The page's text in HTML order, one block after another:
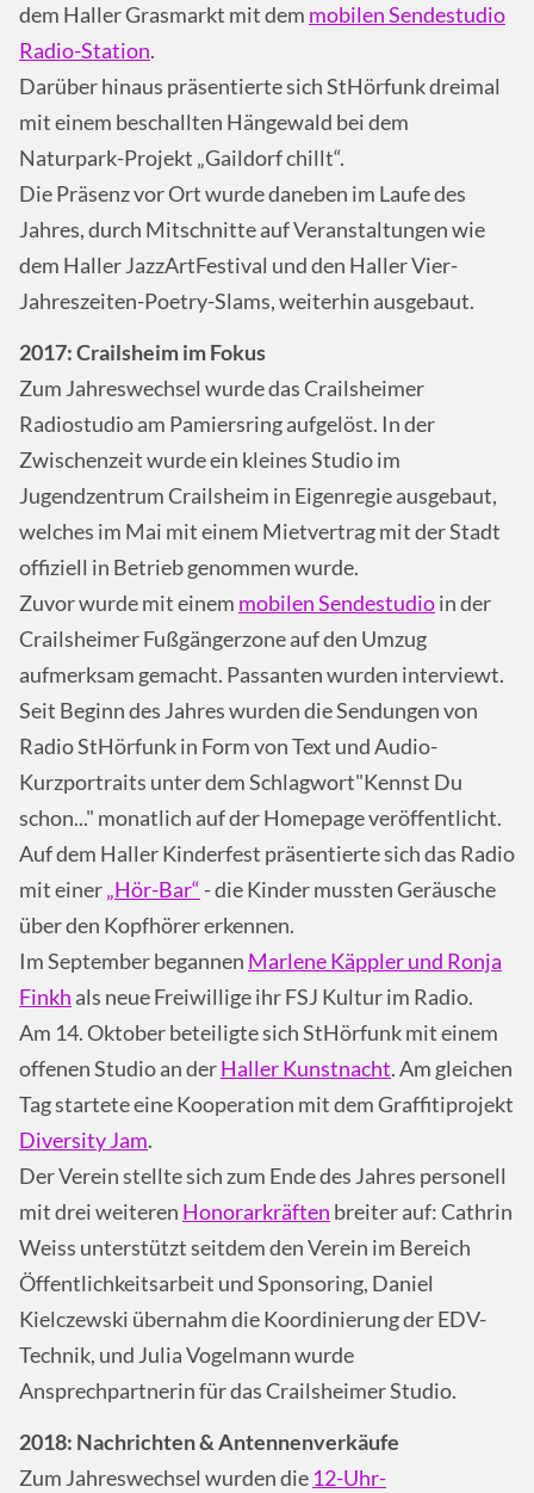
dem Haller Grasmarkt mit dem mobilen Sendestudio
Radio-Station.
Darüber hinaus präsentierte sich StHörfunk dreimal
mit einem beschallten Hängewald bei dem
Naturpark-Projekt „Gaildorf chillt“.
Die Präsenz vor Ort wurde daneben im Laufe des
Jahres, durch Mitschnitte auf Veranstaltungen wie
dem Haller JazzArtFestival und den Haller Vier-
Jahreszeiten-Poetry-Slams, weiterhin ausgebaut.
2017: Crailsheim im Fokus
Zum Jahreswechsel wurde das Crailsheimer
Radiostudio am Pamiersring aufgelöst. In der
Zwischenzeit wurde ein kleines Studio im
Jugendzentrum Crailsheim in Eigenregie ausgebaut,
welches im Mai mit einem Mietvertrag mit der Stadt
offiziell in Betrieb genommen wurde.
Zuvor wurde mit einem mobilen Sendestudioin der
Crailsheimer Fußgängerzone auf den Umzug
aufmerksam gemacht. Passanten wurden interviewt.
Seit Beginn des Jahres wurden die Sendungen von
Radio StHörfunk in Form von Text und Audio-
Kurzportraits unter dem Schlagwort"Kennst Du
schon..." monatlich auf der Homepage veröffentlicht.
Auf dem Haller Kinderfest präsentierte sich das Radio
mit einer„Hör-Bar“ - die Kinder mussten Geräusche
über den Kopfhörer erkennen.
Im September begannen Marlene Käppler und Ronja
Finkh als neue Freiwillige ihr FSJ Kultur im Radio.
Am 14. Oktober beteiligte sich StHörfunk mit einem
offenen Studio an derHaller Kunstnacht. Am gleichen
Tag startete eine Kooperation mit dem Graffitiprojekt
Diversity Jam.
Der Verein stellte sich zum Ende des Jahres personell
mit drei weiteren Honorarkräften breiter auf: Cathrin
Weiss unterstützt seitdem den Verein im Bereich
Öffentlichkeitsarbeit und Sponsoring, Daniel
Kielczewski übernahm die Koordinierung der EDV-
Technik, und Julia Vogelmann wurde
Ansprechpartnerin für das Crailsheimer Studio.
2018: Nachrichten & Antennenverkäufe
Zum Jahreswechsel wurden die 12-Uhr-